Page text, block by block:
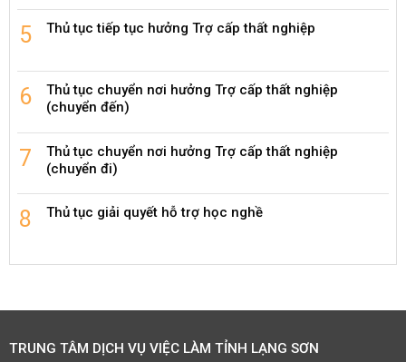
Thủ tục tiếp tục hưởng Trợ cấp thất nghiệp
Thủ tục chuyển nơi hưởng Trợ cấp thất nghiệp
(chuyển đến)
Thủ tục chuyển nơi hưởng Trợ cấp thất nghiệp
(chuyển đi)
Thủ tục giải quyết hỗ trợ học nghề
TRUNG TÂM DỊCH VỤ VIỆC LÀM TỈNH LẠNG SƠN